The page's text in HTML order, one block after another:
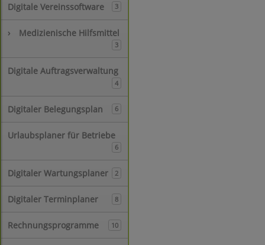
Digitale Vereinssoftware 3
› Medizienische Hilfsmittel
3
Digitale Auftragsverwaltung
4
Digitaler Belegungsplan 6
Urlaubsplaner für Betriebe
6
Digitaler Wartungsplaner 2
Digitaler Terminplaner 8
Rechnungsprogramme 10